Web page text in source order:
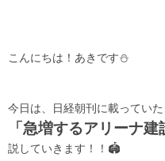
こんにちは！あきです⛄️
今日は、日経朝刊に載っていた
「急増するアリーナ
説していきます！！🏟️